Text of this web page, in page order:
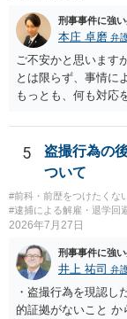
能性があると考えれ
極めて低いと思いま
刑事事件に強
本庄 卓磨 弁
ご不安かと思います
とは限らず、事情に
もっとも、何も対応
めします。
5
盗撮行為の
ついて
#前科・前歴をつけたくな
#逮捕による解雇・退学回
2026年7月27日
刑事事件に強
井上 祐司 弁
・盗撮行為を現認し
的証拠がないこと